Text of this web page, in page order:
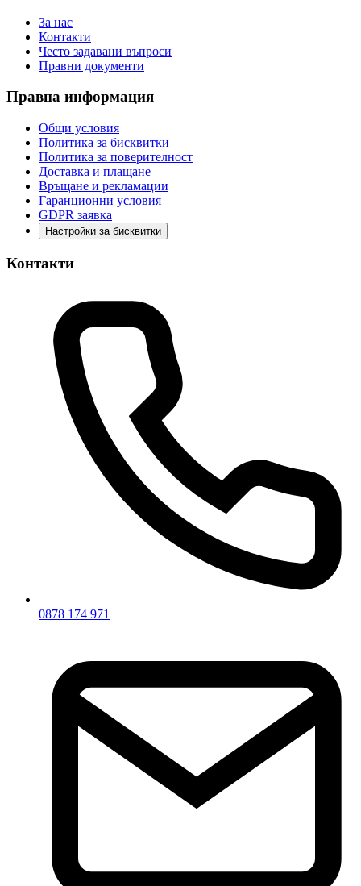
За нас
Контакти
Често задавани въпроси
Правни документи
Правна информация
Общи условия
Политика за бисквитки
Политика за поверителност
Доставка и плащане
Връщане и рекламации
Гаранционни условия
GDPR заявка
Настройки за бисквитки
Контакти
0878 174 971